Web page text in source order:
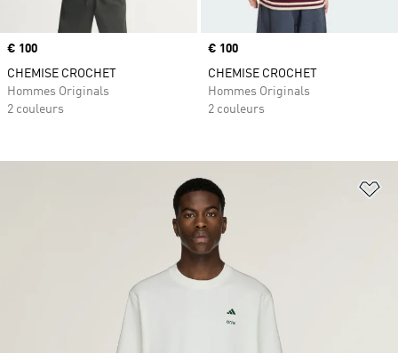
Prix
€ 100
CHEMISE CROCHET
Hommes Originals
2 couleurs
Prix
€ 100
CHEMISE CROCHET
Hommes Originals
2 couleurs